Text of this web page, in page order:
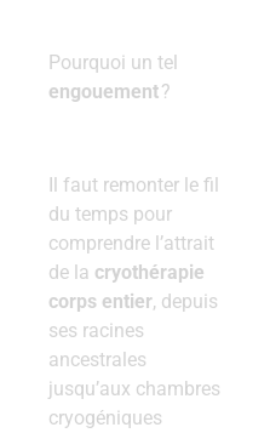
Pourquoi un tel
engouement?
Il faut remonter le fil
du temps pour
comprendre l’attrait
de la cryothérapie
corps entier, depuis
ses racines
ancestrales
jusqu’aux chambres
cryogéniques